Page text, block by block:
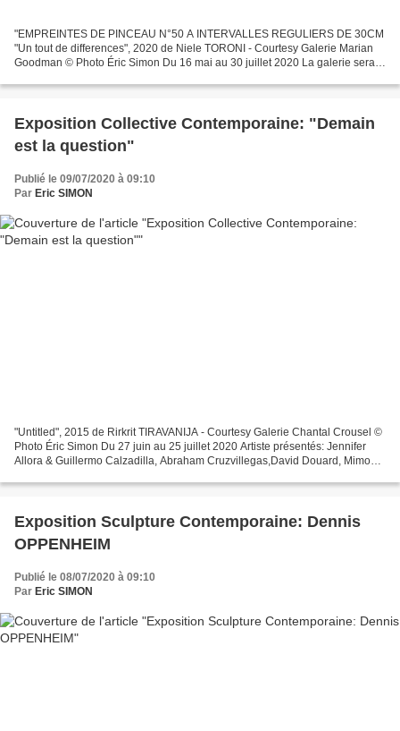
"EMPREINTES DE PINCEAU N°50 A INTERVALLES REGULIERS DE 30CM
"Un tout de differences", 2020 de Niele TORONI - Courtesy Galerie Marian
Goodman © Photo Éric Simon Du 16 mai au 30 juillet 2020 La galerie sera
Exposition Collective Contemporaine: "Demain
est la question"
Publié le 09/07/2020 à 09:10
Par Eric SIMON
"Untitled", 2015 de Rirkrit TIRAVANIJA - Courtesy Galerie Chantal Crousel ©
Photo Éric Simon Du 27 juin au 25 juillet 2020 Artiste présentés: Jennifer
Allora & Guillermo Calzadilla, Abraham Cruzvillegas,David Douard, Mimosa
Exposition Sculpture Contemporaine: Dennis
OPPENHEIM
Publié le 08/07/2020 à 09:10
Par Eric SIMON